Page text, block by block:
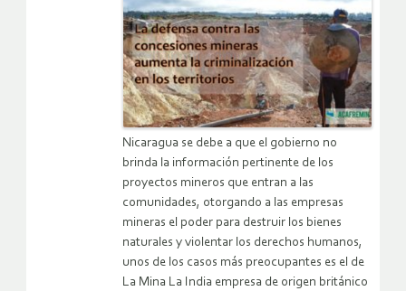
Nicaragua se debe a que el gobierno no
brinda la información pertinente de los
proyectos mineros que entran a las
comunidades, otorgando a las empresas
mineras el poder para destruir los bienes
naturales y violentar los derechos humanos,
unos de los casos más preocupantes es el de
La Mina La India empresa de origen británico